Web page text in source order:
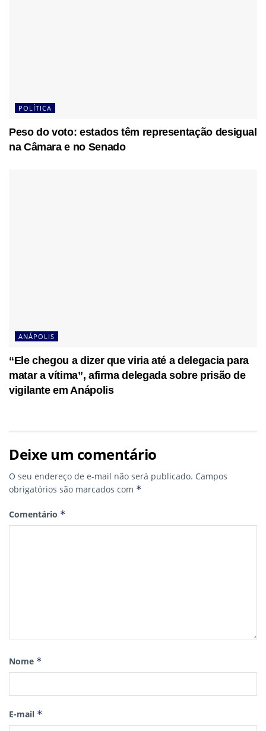
POLÍTICA
Peso do voto: estados têm representação desigual
na Câmara e no Senado
ANÁPOLIS
“Ele chegou a dizer que viria até a delegacia para
matar a vítima”, afirma delegada sobre prisão de
vigilante em Anápolis
Deixe um comentário
O seu endereço de e-mail não será publicado. Campos
obrigatórios são marcados com *
Comentário *
Nome *
E-mail *